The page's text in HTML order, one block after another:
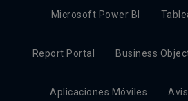
Microsoft Power BI
Report Portal Business
Aplicaciones Móviles